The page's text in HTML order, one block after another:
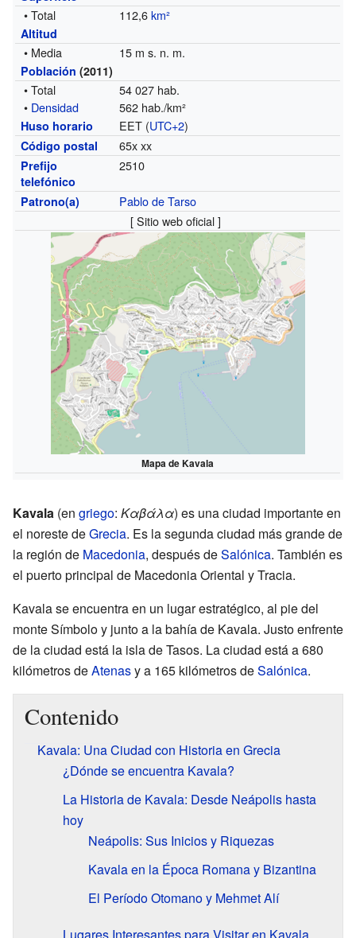
• Total 112,6km²
Altitud
• Media 15 m s. n. m.
Población (2011)
• Total
54 027 hab.
• Densidad 562 hab./km²
Huso horario EET (UTC+2)
Código postal 65x xx
Prefijo
telefónico
2510
Patrono(a)
Pablo de Tarso
[ Sitio web oficial ]
Mapa de Kavala
Kavala (en griego: Καβάλα) es una ciudad importante en
el noreste deGrecia. Es la segunda ciudad más grande de
la región de Macedonia, después deSalónica. También es
el puerto principal de Macedonia Oriental y Tracia.
Kavala se encuentra en un lugar estratégico, al pie del
monte Símbolo y junto a la bahía de Kavala. Justo enfrente
de la ciudad está la isla de Tasos. La ciudad está a 680
kilómetros deAtenasy a 165 kilómetros deSalónica.
Contenido
Kavala: Una Ciudad con Historia en Grecia
¿Dónde se encuentra Kavala?
La Historia de Kavala: Desde Neápolis hasta
hoy
Neápolis: Sus Inicios y Riquezas
Kavala en la Época Romana y Bizantina
El Período Otomano y Mehmet Alí
Lugares Interesantes para Visitar en Kavala